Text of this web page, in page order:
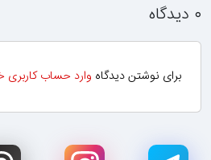
۰ دیدگاه
برای نوشتن دیدگاه وارد حساب